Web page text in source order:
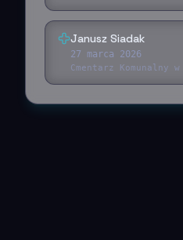
Janusz Siadak
27 marca 2026
Cmentarz